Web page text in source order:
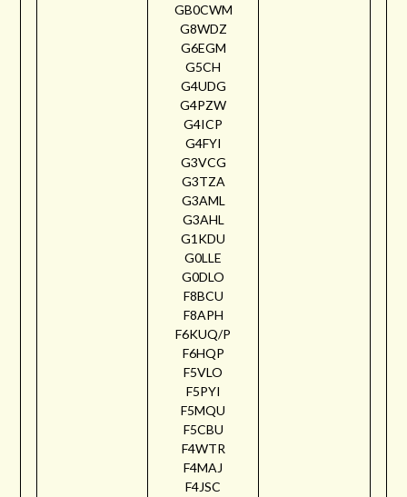
GB0CWM
G8WDZ
G6EGM
G5CH
G4UDG
G4PZW
G4ICP
G4FYI
G3VCG
G3TZA
G3AML
G3AHL
G1KDU
G0LLE
G0DLO
F8BCU
F8APH
F6KUQ/P
F6HQP
F5VLO
F5PYI
F5MQU
F5CBU
F4WTR
F4MAJ
F4JSC